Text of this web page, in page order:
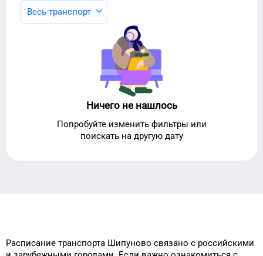
Весь транспорт
Ничего не нашлось
Попробуйте изменить фильтры или
поискать на другую дату
Расписание транспорта Шипуново связано с российскими